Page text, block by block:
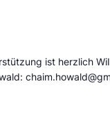
ist herzlich